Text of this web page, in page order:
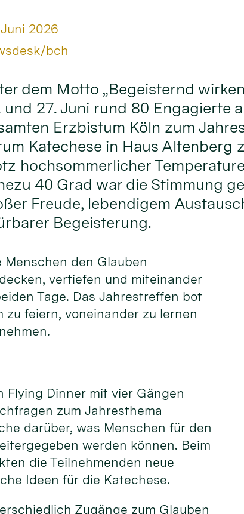
2026
bch
dem Motto „Begeisternd
und 27. Juni rund 80 Engagierte
Erzbistum Köln zum
Katechese in Haus Altenberg
hochsommerlicher
40 Grad war die Stimmung
Freude, lebendigem
Begeisterung.
Menschen den Glauben
vertiefen und miteinander
Tage. Das Jahrestreffen bot
feiern, voneinander zu lernen
Flying Dinner mit vier Gängen
zum Jahresthema
darüber, was Menschen für den
werden können. Beim
die Teilnehmenden neue
Ideen für die Katechese.
Zugänge zum Glauben